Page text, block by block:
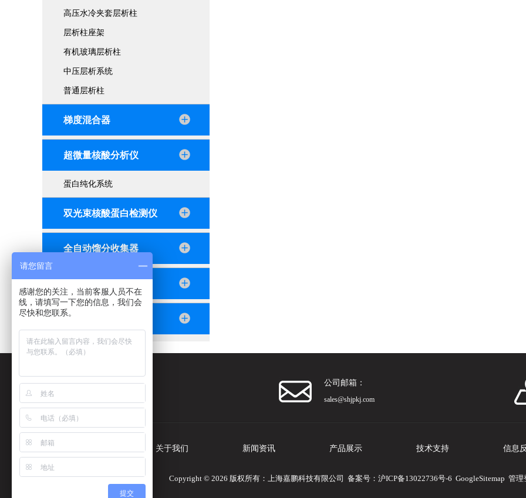
高压水冷夹套层析柱
层析柱座架
有机玻璃层析柱
中压层析系统
普通层析柱
梯度混合器
超微量核酸分析仪
蛋白纯化系统
双光束核酸蛋白检测仪
全自动馏分收集器
2024紫外分析仪
公司电话： 公司邮箱：
sales@shjpkj.com
关于我们 新闻资讯 产品展示 技术支持 信息
Copyright © 2026 版权所有：上海嘉鹏科技有限公司 备案号： 沪ICP备13022736号-6 GoogleSitemap 管理
请您留言
感谢您的关注，当前客服人员不在
线，请填写一下您的信息，我们会
尽快和您联系。
提交